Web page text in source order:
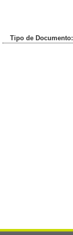
Tipo de Documento: